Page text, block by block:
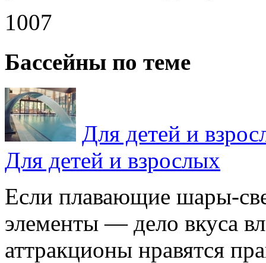
1007
Бассейны по теме
Для детей и
Для детей и взрослых
Если плавающие шары-
элементы — дело вкуса
аттракционы нравятся